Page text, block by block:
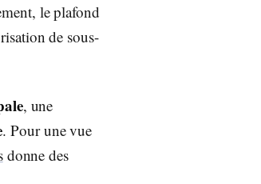
le plafond
de sous-
, une
. Pour une vue
donne des